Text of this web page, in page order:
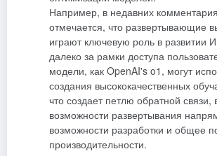
Например, в недавних
отмечается, что развертывающие
играют ключевую роль в развитии
далеко за рамки доступа
модели, как OpenAI's o1, могут
создания высококачественных
что создает петлю обратной связи,
возможности развертывания
возможности разработки и общее
производительности.